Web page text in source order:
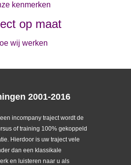
kenmerken
op maat
wij werken
2001-2016
incompany traject wordt de
of training 100% gekoppeld
Hierdoor is uw traject vele
dan een klassikale
en luisteren naar u als